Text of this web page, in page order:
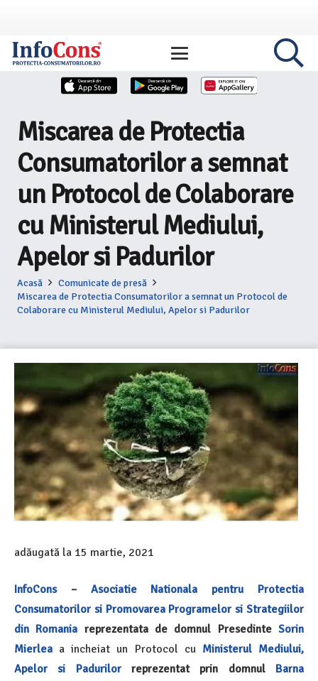
Miscarea de Protectia
Consumatorilor a semnat
un Protocol de Colaborare
cu Ministerul Mediului,
Apelor si Padurilor
Acasă
Comunicate de presă
Miscarea de Protectia Consumatorilor a semnat un Protocol de
Colaborare cu Ministerul Mediului, Apelor si Padurilor
adăugată la 15 martie, 2021
InfoCons–Asociatie Nationala pentru Protectia
Consumatorilor si Promovarea Programelor si Strategiilor
din Romania reprezentata de domnul PresedinteSorin
Mierlea a incheiat un Protocol cu Ministerul Mediului,
Apelor si Padurilor reprezentat prin domnul Barna